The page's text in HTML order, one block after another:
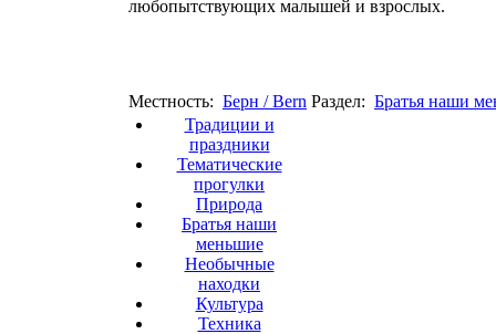
любопытствующих малышей и взрослых.
Местность: Берн / Bern Раздел: Братья наши
Традиции и
праздники
Тематические
прогулки
Природа
Братья наши
меньшие
Необычные
находки
Культура
Техника